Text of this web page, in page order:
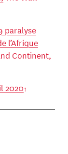
paralyse
l’Afrique
Continent,
2020